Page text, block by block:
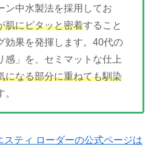
ン中水製法を採用してお
肌にピタッと密着すること
効果を発揮します。40代の
感」を、セミマットな仕上
になる部分に重ねても馴染
スティ ローダーの公式ページは